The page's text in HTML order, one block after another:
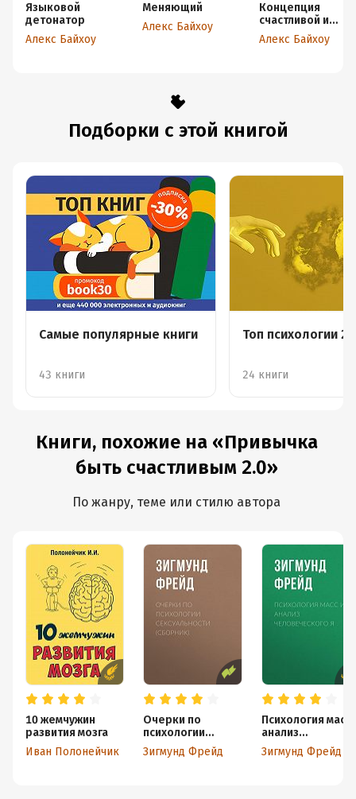
Языковой
детонатор
Алекс Байхоу
Меняющий
Алекс Байхоу
Концепция
счастливой и
свободной жизни
Алекс Байхоу
Подборки с этой книгой
Самые популярные книги
43 книги
Топ психологии
24 книги
Книги, похожие на «Привычка
быть счастливым 2.0»
По жанру, теме или стилю автора
10 жемчужин
развития мозга
Иван Полонейчик
Очерки по
психологии
сексуальности
(сборник)
Зигмунд Фрейд
Психология масс
анализ
человеческого Я
Зигмунд Фрейд